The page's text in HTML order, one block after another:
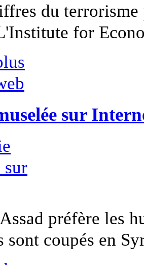
du
for
sur
préfère les
sont coupés en